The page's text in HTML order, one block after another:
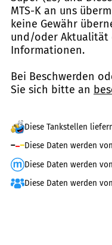
MTS-K an uns
keine Gewähr
und/oder Aktualität
Informationen.
Bei Beschwerden
Sie sich bitte an
Diese Tankstellen
Diese Daten werden
Diese Daten werden
Diese Daten werden